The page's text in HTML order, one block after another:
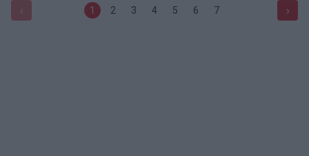
‹ 1 2 3 4 5 6 7 ›